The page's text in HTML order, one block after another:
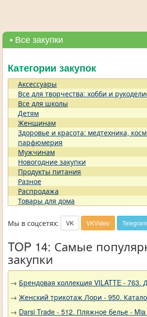
• Все закупки
Категории закупок
Аксессуары
Все для творчества: хобби и
Все для школы
Детям
Женщинам
Здоровье и красота: медтехника,
парфюмерия
Мужчинам
Новогодние закупки
Продукты питания
Разное
Распродажа
Товары для дома
Мы в соцсетях: VK VKVideo Telegram
TOP 14: Самые
закупки
→ Брендовая коллекция VILATTE -
→ Женский трикотаж Лори - 950.
→ Darsi Trade - 512. Пляжное белье -